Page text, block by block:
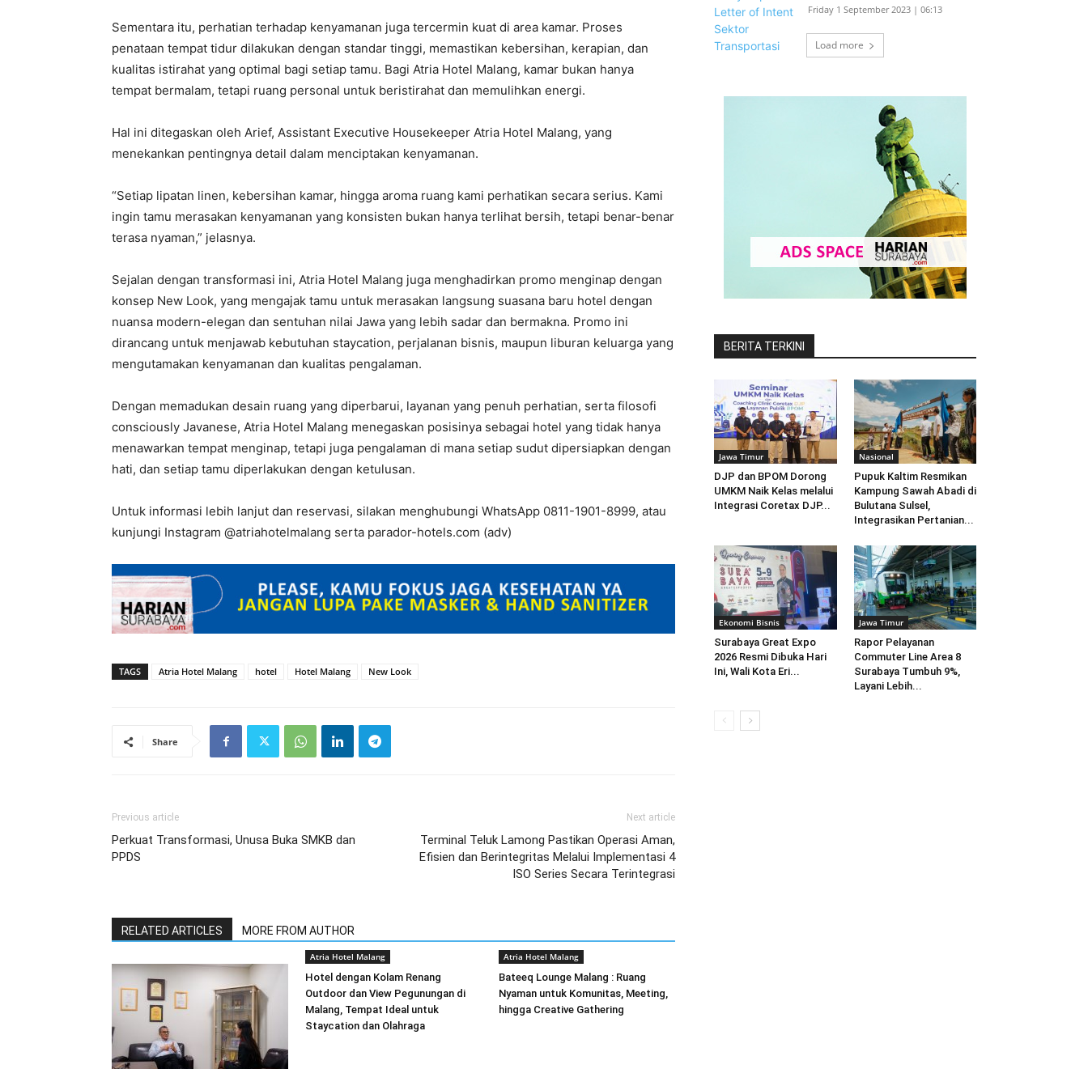
Sementara itu, perhatian terhadap kenyamanan juga tercermin kuat di area kamar. Proses
penataan tempat tidur dilakukan dengan standar tinggi, memastikan kebersihan, kerapian, dan
kualitas istirahat yang optimal bagi setiap tamu. Bagi Atria Hotel Malang, kamar bukan hanya
tempat bermalam, tetapi ruang personal untuk beristirahat dan memulihkan energi.
Hal ini ditegaskan oleh Arief, Assistant Executive Housekeeper Atria Hotel Malang, yang
menekankan pentingnya detail dalam menciptakan kenyamanan.
“Setiap lipatan linen, kebersihan kamar, hingga aroma ruang kami perhatikan secara serius. Kami
ingin tamu merasakan kenyamanan yang konsisten bukan hanya terlihat bersih, tetapi benar-benar
terasa nyaman,” jelasnya.
Sejalan dengan transformasi ini, Atria Hotel Malang juga menghadirkan promo menginap dengan
konsep New Look, yang mengajak tamu untuk merasakan langsung suasana baru hotel dengan
nuansa modern-elegan dan sentuhan nilai Jawa yang lebih sadar dan bermakna. Promo ini
dirancang untuk menjawab kebutuhan staycation, perjalanan bisnis, maupun liburan keluarga yang
mengutamakan kenyamanan dan kualitas pengalaman.
Dengan memadukan desain ruang yang diperbarui, layanan yang penuh perhatian, serta filosofi
consciously Javanese, Atria Hotel Malang menegaskan posisinya sebagai hotel yang tidak hanya
menawarkan tempat menginap, tetapi juga pengalaman di mana setiap sudut dipersiapkan dengan
hati, dan setiap tamu diperlakukan dengan ketulusan.
Untuk informasi lebih lanjut dan reservasi, silakan menghubungi WhatsApp 0811-1901-8999, atau
kunjungi Instagram @atriahotelmalang serta parador-hotels.com (adv)
TAGS Atria Hotel Malang hotel Hotel Malang New Look
Share
Previous article
Perkuat Transformasi, Unusa Buka SMKB dan
PPDS
Next article
Terminal Teluk Lamong Pastikan Operasi Aman,
Efisien dan Berintegritas Melalui Implementasi 4
ISO Series Secara Terintegrasi
RELATED ARTICLES MORE FROM AUTHOR
Atria Hotel Malang
Hotel dengan Kolam Renang
Outdoor dan View Pegunungan di
Malang, Tempat Ideal untuk
Staycation dan Olahraga
Atria Hotel Malang
Bateeq Lounge Malang : Ruang
Nyaman untuk Komunitas, Meeting,
hingga Creative Gathering
Friday 1 September 2023 | 06:13
Load more
BERITA TERKINI
Jawa Timur
DJP dan BPOM Dorong
UMKM Naik Kelas melalui
Integrasi Coretax DJP...
Nasional
Pupuk Kaltim Resmikan
Kampung Sawah Abadi di
Bulutana Sulsel,
Integrasikan Pertanian...
Ekonomi Bisnis
Surabaya Great Expo
2026 Resmi Dibuka Hari
Ini, Wali Kota Eri...
Jawa Timur
Rapor Pelayanan
Commuter Line Area 8
Surabaya Tumbuh 9%,
Layani Lebih...